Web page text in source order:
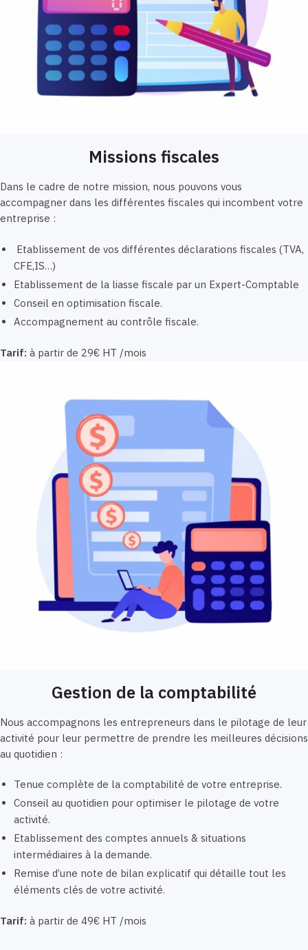
Missions fiscales
Dans le cadre de notre mission, nous pouvons vous
accompagner dans les différentes fiscales qui incombent votre
entreprise :
Etablissement de vos différentes déclarations fiscales (TVA,
CFE,IS…)
Etablissement de la liasse fiscale par un Expert-Comptable
Conseil en optimisation fiscale.
Accompagnement au contrôle fiscale.
Tarif: à partir de 29€ HT /mois
Gestion de la comptabilité
Nous accompagnons les entrepreneurs dans le pilotage de leur
activité pour leur permettre de prendre les meilleures décisions
au quotidien :
Tenue complète de la comptabilité de votre entreprise.
Conseil au quotidien pour optimiser le pilotage de votre
activité.
Etablissement des comptes annuels & situations
intermédiaires à la demande.
Remise d’une note de bilan explicatif qui détaille tout les
éléments clés de votre activité.
Tarif: à partir de 49€ HT /mois